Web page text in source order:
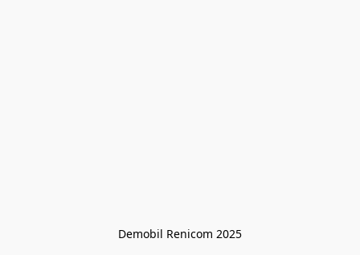
Demobil Renicom 2025